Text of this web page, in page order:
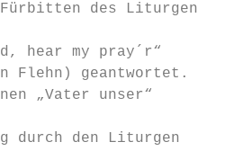
Fürbitten des Liturgen
hear my pray´r“
Flehn) geantwortet.
„Vater
durch den Liturgen